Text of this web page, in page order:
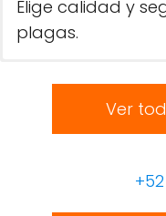
Elige calidad y
plagas.
Ver